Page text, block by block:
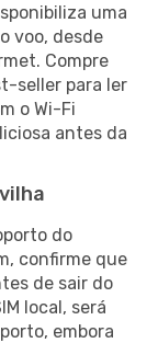
uma
voo, desde
Compre
seller para ler
o Wi-Fi
antes da
do
confirme que
de sair do
local, será
embora